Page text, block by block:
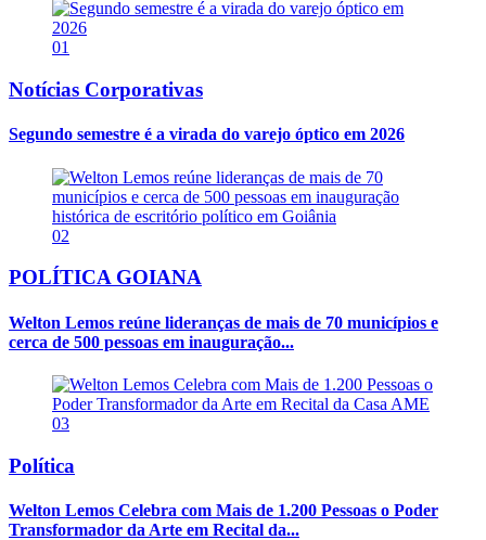
01
Notícias Corporativas
Segundo semestre é a virada do varejo óptico em 2026
02
POLÍTICA GOIANA
Welton Lemos reúne lideranças de mais de 70 municípios e
cerca de 500 pessoas em inauguração...
03
Política
Welton Lemos Celebra com Mais de 1.200 Pessoas o Poder
Transformador da Arte em Recital da...